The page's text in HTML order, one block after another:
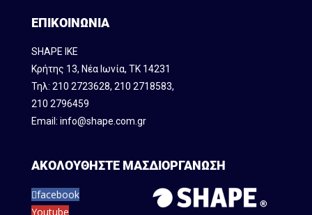
ΕΠΙΚΟΙΝΩΝΙΑ
SHAPE IKE
Κρήτης 13, Νέα Ιωνία, ΤΚ 14231
Τηλ: 210 2723628, 210 2718583,
210 2796459
Email: info@shape.com.gr
ΑΚΟΛΟΥΘΗΣΤΕ ΜΑΣ
facebook
Youtube
ΔΙΟΡΓΑΝΩΣΗ